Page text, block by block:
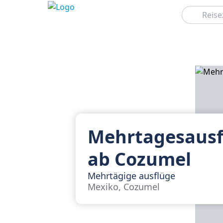
Suchen
ab Cozumel
Mehrtägige ausflüge
Mexiko, Cozumel